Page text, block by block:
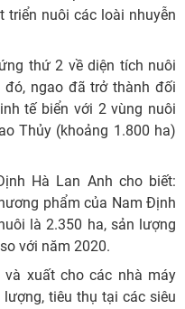
triển nuôi các loài nhuyễn
thứ 2 về diện tích nuôi
đó, ngao đã trở thành đối
tế biển với 2 vùng nuôi
Thủy (khoảng 1.800 ha)
Hà Lan Anh cho biết:
phẩm của Nam Định
là 2.350 ha, sản lượng
với năm 2020.
xuất cho các nhà máy
tiêu thụ tại các siêu